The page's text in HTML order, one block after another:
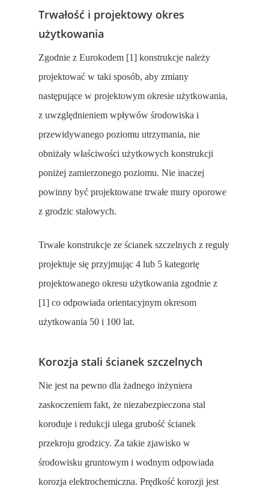
Trwałość i projektowy okres
użytkowania
Zgodnie z Eurokodem [1] konstrukcje należy
projektować w taki sposób, aby zmiany
następujące w projektowym okresie użytkowania,
z uwzględnieniem wpływów środowiska i
przewidywanego poziomu utrzymania, nie
obniżały właściwości użytkowych konstrukcji
poniżej zamierzonego poziomu. Nie inaczej
powinny być projektowane trwałe mury oporowe
z grodzic stalowych.
Trwałe konstrukcje ze ścianek szczelnych z reguły
projektuje się przyjmując 4 lub 5 kategorię
projektowanego okresu użytkowania zgodnie z
[1] co odpowiada orientacyjnym okresom
użytkowania 50 i 100 lat.
Korozja stali ścianek szczelnych
Nie jest na pewno dla żadnego inżyniera
zaskoczeniem fakt, że niezabezpieczona stal
koroduje i redukcji ulega grubość ścianek
przekroju grodzicy. Za takie zjawisko w
środowisku gruntowym i wodnym odpowiada
korozja elektrochemiczna. Prędkość korozji jest